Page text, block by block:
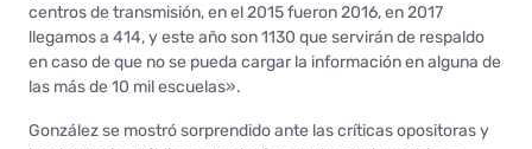
centros de transmisión, en el 2015 fueron 2016, en 2017
llegamos a 414, y este año son 1130 que servirán de respaldo
en caso de que no se pueda cargar la información en alguna de
las más de 10 mil escuelas».
González se mostró sorprendido ante las críticas opositoras y